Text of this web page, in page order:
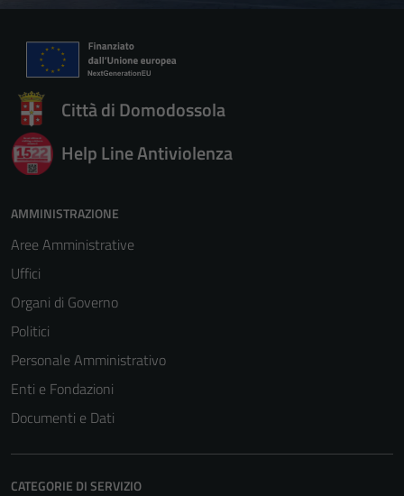
Città di Domodossola
Help Line Antiviolenza
AMMINISTRAZIONE
Aree Amministrative
Uffici
Organi di Governo
Politici
Personale Amministrativo
Enti e Fondazioni
Documenti e Dati
CATEGORIE DI SERVIZIO
personali.